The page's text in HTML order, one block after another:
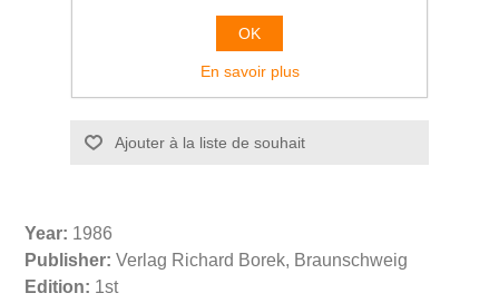
€25,00
Year: 1986
Publisher: Verlag Richard Borek, Braunschweig
Edition: 1st
OK
En savoir plus